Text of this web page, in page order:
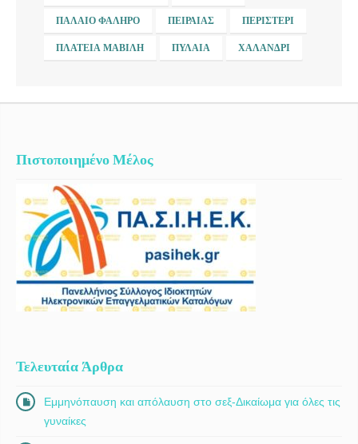
ΠΑΛΑΙΌ ΦΆΛΗΡΟ ΠΕΙΡΑΙΆΣ ΠΕΡΙΣΤΈΡΙ
ΠΛΑΤΕΊΑ ΜΑΒΊΛΗ ΠΥΛΑΊΑ ΧΑΛΆΝΔΡΙ
Πιστοποιημένο Μέλος
Τελευταία Άρθρα
Εμμηνόπαυση και απόλαυση στο σεξ-Δικαίωμα για όλες τις
γυναίκες